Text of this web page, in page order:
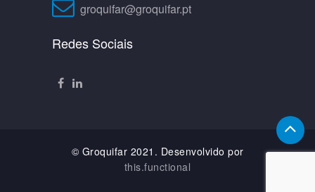
groquifar@groquifar.pt
Redes Sociais
© Groquifar 2021. Desenvolvido por
this.functional